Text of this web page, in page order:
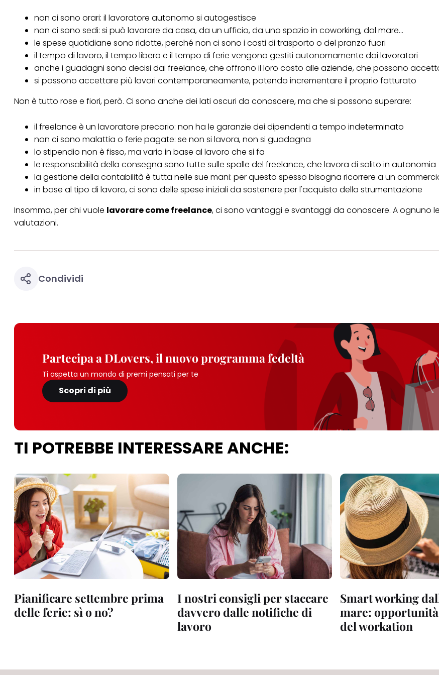
non ci sono orari: il lavoratore autonomo si autogestisce
non ci sono sedi: si può lavorare da casa, da un ufficio, da uno spazio in coworking, dal mare...
le spese quotidiane sono ridotte, perché non ci sono i costi di trasporto o del pranzo fuori
il tempo di lavoro, il tempo libero e il tempo di ferie vengono gestiti autonomamente dai lavoratori
anche i guadagni sono decisi dai freelance, che offrono il loro costo alle aziende, che possono
si possono accettare più lavori contemporaneamente, potendo incrementare il proprio fatturato
Non è tutto rose e fiori, però. Ci sono anche dei lati oscuri da conoscere, ma che si possono superare:
il freelance è un lavoratore precario: non ha le garanzie dei dipendenti a tempo indeterminato
non ci sono malattia o ferie pagate: se non si lavora, non si guadagna
lo stipendio non è fisso, ma varia in base al lavoro che si fa
le responsabilità della consegna sono tutte sulle spalle del freelance, che lavora di solito in autonomia
la gestione della contabilità è tutta nelle sue mani: per questo spesso bisogna ricorrere a un
in base al tipo di lavoro, ci sono delle spese iniziali da sostenere per l'acquisto della strumentazione
Insomma, per chi vuole lavorare come freelance, ci sono vantaggi e svantaggi da conoscere. A ognuno
valutazioni.
Condividi
Partecipa a DLovers, il nuovo programma fedeltà
Ti aspetta un mondo di premi pensati per te
Scopri di più
TI POTREBBE INTERESSARE ANCHE:
Pianificare settembre prima
delle ferie: sì o no?
I nostri consigli per staccare
davvero dalle notifiche di
lavoro
Smart working
mare:
del workation